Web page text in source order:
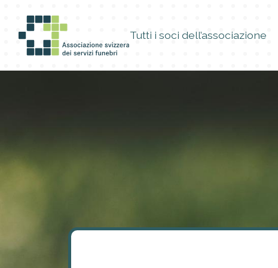
Tutti i soci dell’associazione